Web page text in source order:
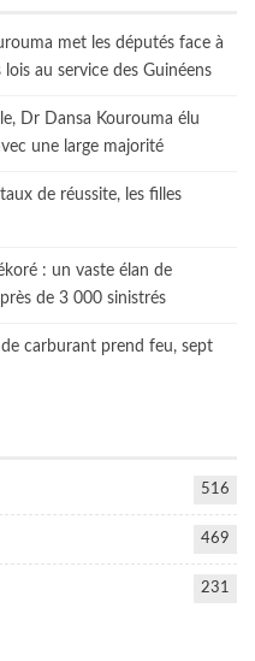
met les députés face à
au service des Guinéens
Dr Dansa Kourouma élu
une large majorité
de réussite, les filles
: un vaste élan de
de 3 000 sinistrés
carburant prend feu, sept
516
469
231